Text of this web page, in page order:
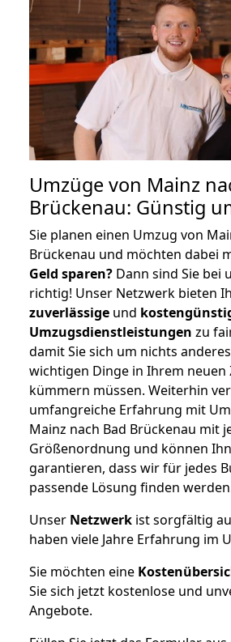
Umzüge von Mainz
Brückenau: Günstig
Sie planen einen Umzug von
Brückenau und möchten dabei
Geld sparen? Dann sind Sie bei
richtig! Unser Netzwerk bieten
zuverlässige und
Umzugsdienstleistungen zu
damit Sie sich um nichts
wichtigen Dinge in Ihrem neuen
kümmern müssen. Weiterhin
umfangreiche Erfahrung mit
Mainz nach Bad Brückenau mit
Größenordnung und können
garantieren, dass wir für jedes
passende Lösung finden
Unser Netzwerk ist sorgfältig
haben viele Jahre Erfahrung im
Sie möchten eine
Sie sich jetzt kostenlose und
Angebote.